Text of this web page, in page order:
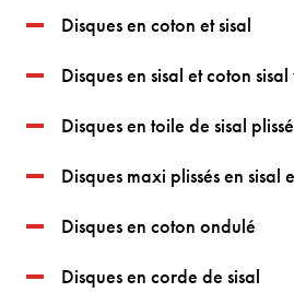
Disques en coton et sisal
Disques en sisal et coton
Disques en toile de sisal
Disques maxi plissés en sisal
Disques en coton ondulé
Disques en corde de sisal